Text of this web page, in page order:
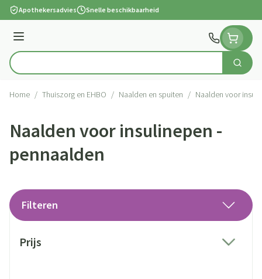
Ga naar de inhoud
Apothekersadvies Snelle beschikbaarheid
Menu
Product, merk, categorie... Zoek
Home / Thuiszorg en EHBO / Naalden en spuiten / Naalden voor
Naalden voor insulinepen -
pennaalden
Filteren
Prijs